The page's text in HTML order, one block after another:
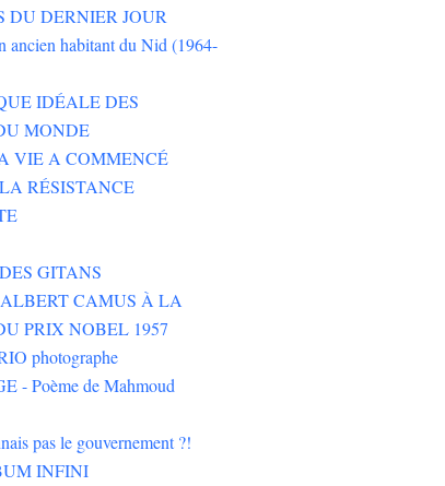
DU DERNIER JOUR
ancien habitant du Nid (1964-
IDÉALE DES
MONDE
VIE A COMMENCÉ
RÉSISTANCE
GITANS
CAMUS À LA
PRIX NOBEL 1957
photographe
- Poème de Mahmoud
pas le gouvernement ?!
INFINI